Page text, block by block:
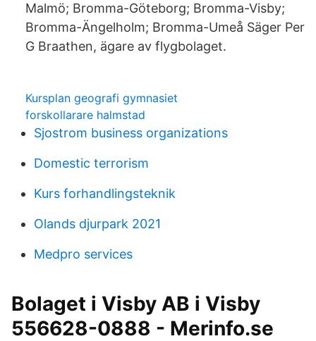
Malmö; Bromma-Göteborg; Bromma-Visby;
Bromma-Ängelholm; Bromma-Umeå Säger Per
G Braathen, ägare av flygbolaget.
Kursplan geografi gymnasiet
forskollarare halmstad
Sjostrom business organizations
Domestic terrorism
Kurs forhandlingsteknik
Olands djurpark 2021
Medpro services
Bolaget i Visby AB i Visby
556628-0888 - Merinfo.se